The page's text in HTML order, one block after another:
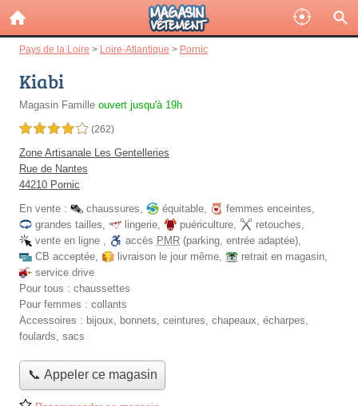
Pays de la Loire > Loire-Atlantique > Pornic
Kiabi
Magasin Famille ouvert jusqu'à 19h
4,0 étoiles sur 5 (262)
Zone Artisanale Les Gentelleries
Rue de Nantes
44210 Pornic
En vente :
chaussures, équitable, femmes enceintes,
grandes tailles, lingerie, puériculture, retouches,
vente en ligne , accès PMR (parking, entrée adaptée),
CB acceptée, livraison le jour même, retrait en magasin,
service drive
Pour tous : chaussettes
Pour femmes : collants
Accessoires : bijoux, bonnets, ceintures, chapeaux, écharpes,
foulards, sacs
📞 Appeler ce magasin